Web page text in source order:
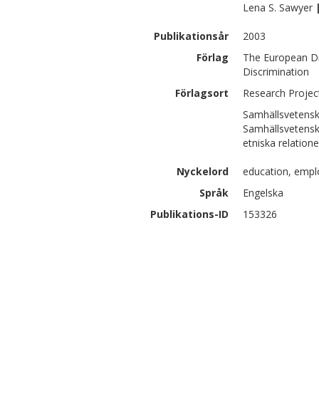
Lena S. Sawyer
Publikationsår
2003
Förlag
The European
Discrimination
Förlagsort
Research
etniska
Nyckelord
education,
Språk
Engelska
Publikations-ID
153326